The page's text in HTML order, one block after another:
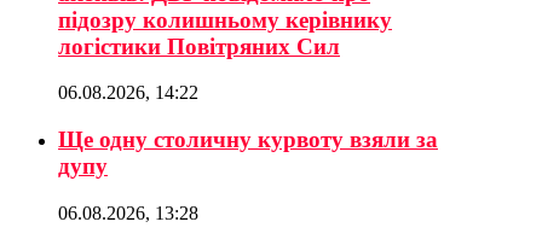
підозру колишньому керівнику
логістики Повітряних Сил
06.08.2026, 14:22
Ще одну столичну курвоту взяли за
дупу
06.08.2026, 13:28